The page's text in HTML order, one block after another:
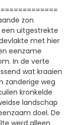
zon
uitgestrekte
met hier
eenzame
In de verte
wat kraaien
zanderige weg
kronkelde
landschap
doel. De
werd alleen